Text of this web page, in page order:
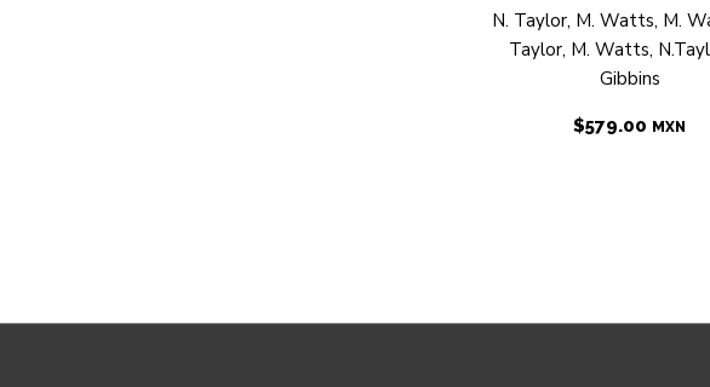
N. Taylor, M. Watts, M.
Taylor, M. Watts,
Gibbins
$579.00 MXN